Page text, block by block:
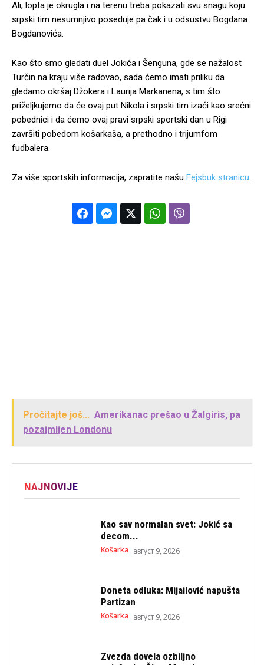
Ali, lopta je okrugla i na terenu treba pokazati svu snagu koju
srpski tim nesumnjivo poseduje pa čak i u odsustvu Bogdana
Bogdanovića.
Kao što smo gledati duel Jokića i Šenguna, gde se nažalost
Turčin na kraju više radovao, sada ćemo imati priliku da
gledamo okršaj Džokera i Laurija Markanena, s tim što
priželjkujemo da će ovaj put Nikola i srpski tim izaći kao srećni
pobednici i da ćemo ovaj pravi srpski sportski dan u Rigi
završiti pobedom košarkaša, a prethodno i trijumfom
fudbalera.
Za više sportskih informacija, zapratite našu Fejsbuk stranicu.
Pročitajte još... Amerikanac prešao u Žalgiris, pa
pozajmljen Londonu
NAJNOVIJE
Kao sav normalan svet: Jokić sa
decom...
Košarka август 9, 2026
Doneta odluka: Mijailović napušta
Partizan
Košarka август 9, 2026
Zvezda dovela ozbiljno